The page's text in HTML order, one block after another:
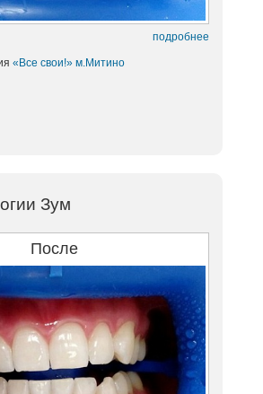
подробнее
«Все свои!» м.Митино
Зум
После